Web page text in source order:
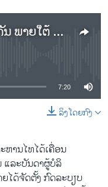
ຟັງລາຍງານ ສື່ຂ່າວໄທ ຖືກກົດດັນ ພາຍໃຕ້ ການປົກຄອງຂອງທະຫານ.
available
7:20
ລິງໂດຍກົງ
ຫານໄທໄດ້ເຄື່ອນ
ແລະບັນດາ​ຜູ້​ບໍລິ
ໄດ້​ຈັດຕັ້ງ ກົດ​ລະບຽບ